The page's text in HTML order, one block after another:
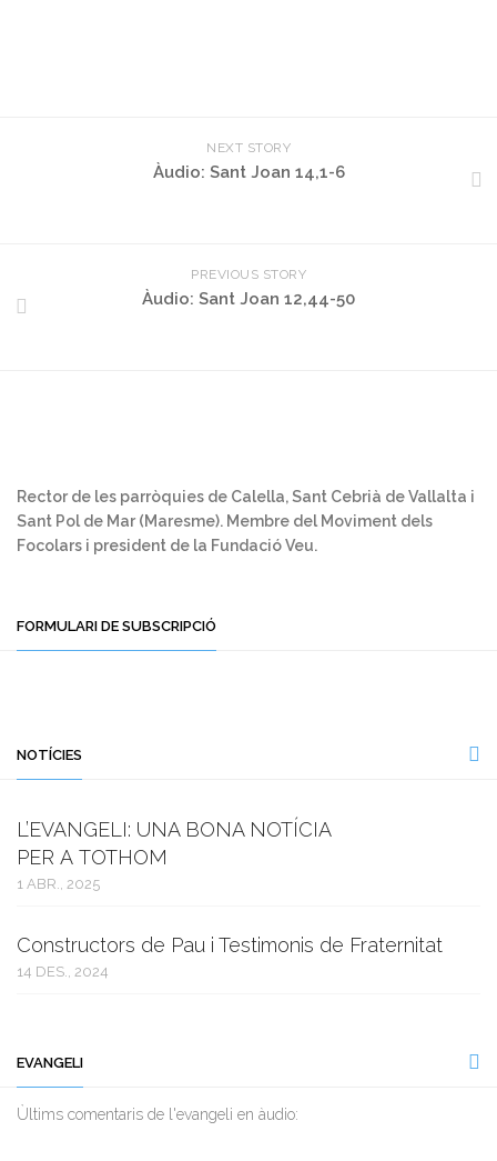
NEXT STORY
Àudio: Sant Joan 14,1-6
PREVIOUS STORY
Àudio: Sant Joan 12,44-50
Rector de les parròquies de Calella, Sant Cebrià de Vallalta i
Sant Pol de Mar (Maresme). Membre del Moviment dels
Focolars i president de la Fundació Veu.
FORMULARI DE SUBSCRIPCIÓ
NOTÍCIES
L’EVANGELI: UNA BONA NOTÍCIA
PER A TOTHOM
1 ABR., 2025
Constructors de Pau i Testimonis de Fraternitat
14 DES., 2024
EVANGELI
Ùltims comentaris de l'evangeli en àudio: